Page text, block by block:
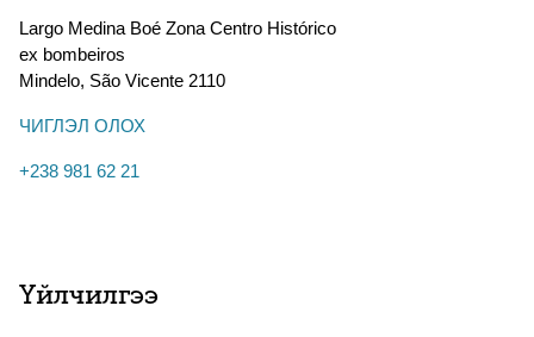
Largo Medina Boé Zona Centro Histórico
ex bombeiros
Mindelo, São Vicente 2110
ЧИГЛЭЛ ОЛОХ
+238 981 62 21
Үйлчилгээ